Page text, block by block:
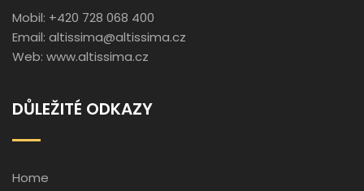
Mobil: +420 728 068 400
Email: altissima@altissima.cz
Web: www.altissima.cz
DŮLEŽITÉ ODKAZY
Home